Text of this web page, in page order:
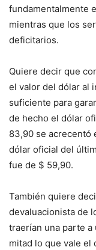
fundamentalmente
mientras que los
deficitarios.
Quiere decir que
el valor del dólar al
suficiente para
de hecho el dólar
83,90 se acrecentó
dólar oficial del
fue de $ 59,90.
También quiere
devaluacionista de
traerían una parte a
mitad lo que vale el